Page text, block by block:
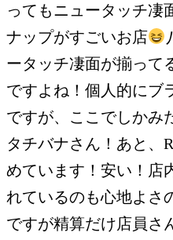
ってもニュータッチ凄
ナップがすごいお店
ータッチ凄面が揃って
ですよね！個人的にブ
ですが、ここでしかみ
タチバナさん！あと、
めています！安い！店
れているのも心地よさ
ですが精算だけ店員さ